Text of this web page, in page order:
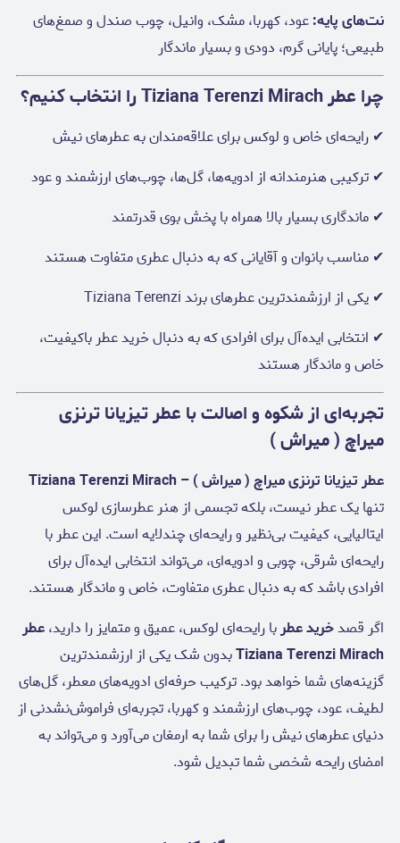
نت‌های پایه:عود، کهربا، مشک، وانیل، چوب صندل و صمغ‌های
طبیعی؛ پایانی گرم، دودی و بسیار ماندگار
چرا عطر Tiziana Terenzi Mirach را انتخاب کنیم؟
✔ رایحه‌ای خاص و لوکس برای علاقه‌مندان به عطرهای نیش
✔ ترکیبی هنرمندانه از ادویه‌ها، گل‌ها، چوب‌های ارزشمند و عود
✔ ماندگاری بسیار بالا همراه با پخش بوی قدرتمند
✔ مناسب بانوان و آقایانی که به دنبال عطری متفاوت هستند
✔ یکی از ارزشمندترین عطرهای برند Tiziana Terenzi
✔ انتخابی ایده‌آل برای افرادی که به دنبال خرید عطر باکیفیت،
خاص و ماندگار هستند
تجربه‌ای از شکوه و اصالت با عطر تیزیانا ترنزی
میراچ ( میراش )
عطر تیزیانا ترنزی میراچ ( میراش ) – Tiziana Terenzi Mirach
تنها یک عطر نیست، بلکه تجسمی از هنر عطرسازی لوکس
ایتالیایی، کیفیت بی‌نظیر و رایحه‌ای چندلایه است. این عطر با
رایحه‌ای شرقی، چوبی و ادویه‌ای، می‌تواند انتخابی ایده‌آل برای
افرادی باشد که به دنبال عطری متفاوت، خاص و ماندگار هستند.
اگر قصدخرید عطربا رایحه‌ای لوکس، عمیق و متمایز را دارید،عطر
Tiziana Terenzi Mirachبدون شک یکی از ارزشمندترین
گزینه‌های شما خواهد بود. ترکیب حرفه‌ای ادویه‌های معطر، گل‌های
لطیف، عود، چوب‌های ارزشمند و کهربا، تجربه‌ای فراموش‌نشدنی از
دنیای عطرهای نیش را برای شما به ارمغان می‌آورد و می‌تواند به
امضای رایحه شخصی شما تبدیل شود.